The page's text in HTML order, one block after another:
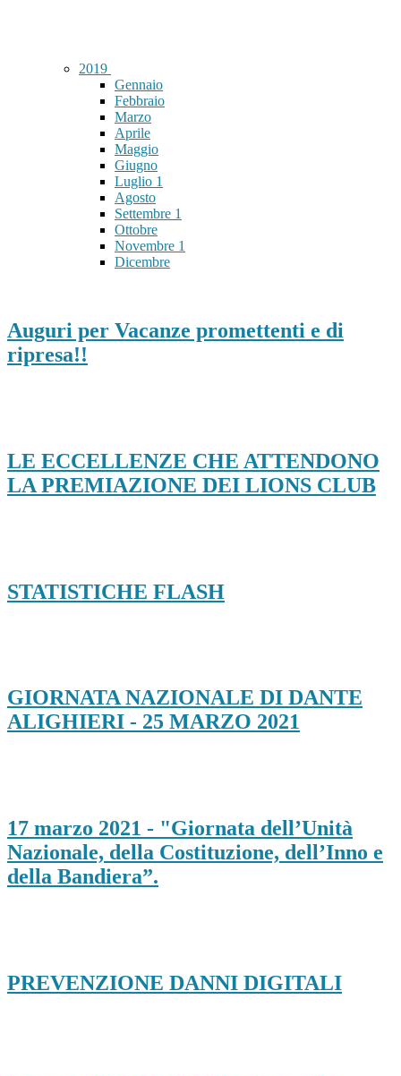
2019
Gennaio
Febbraio
Marzo
Aprile
Maggio
Giugno
Luglio 1
Agosto
Settembre 1
Ottobre
Novembre 1
Dicembre
Auguri per Vacanze promettenti e di
ripresa!!
LE ECCELLENZE CHE ATTENDONO
LA PREMIAZIONE DEI LIONS CLUB
STATISTICHE FLASH
GIORNATA NAZIONALE DI DANTE
ALIGHIERI - 25 MARZO 2021
17 marzo 2021 - "Giornata dell’Unità
Nazionale, della Costituzione, dell’Inno e
della Bandiera”.
PREVENZIONE DANNI DIGITALI